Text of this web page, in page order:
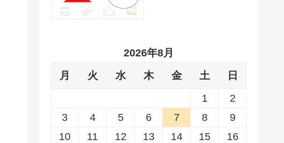
2026年8月
月
火 水 木 金 土
日
1
2
3
4 5 6 7 8
9
10
11 12 13 14 15
16